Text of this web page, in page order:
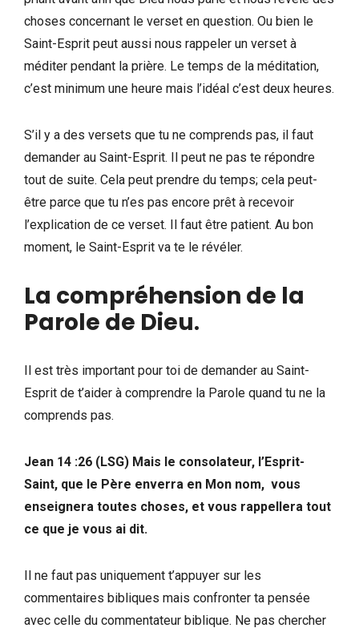
choses concernant le verset en question. Ou bien le
Saint-Esprit peut aussi nous rappeler un verset à
méditer pendant la prière. Le temps de la méditation,
c’est minimum une heure mais l’idéal c’est deux heures.
S’il y a des versets que tu ne comprends pas, il faut
demander au Saint-Esprit. Il peut ne pas te répondre
tout de suite. Cela peut prendre du temps; cela peut-
être parce que tu n’es pas encore prêt à recevoir
l’explication de ce verset. Il faut être patient. Au bon
moment, le Saint-Esprit va te le révéler.
La compréhension de la
Parole de Dieu.
Il est très important pour toi de demander au Saint-
Esprit de t’aider à comprendre la Parole quand tu ne la
comprends pas.
Jean 14 :26 (LSG) Mais le consolateur, l’Esprit-
Saint, que le Père enverra en Mon nom, vous
enseignera toutes choses, et vous rappellera tout
ce que je vous ai dit.
Il ne faut pas uniquement t’appuyer sur les
commentaires bibliques mais confronter ta pensée
avec celle du commentateur biblique. Ne pas chercher